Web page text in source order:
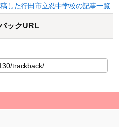
した行田市立忍中学校の記事一覧
ックURL